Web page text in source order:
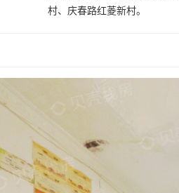
村、庆春路红菱新村。